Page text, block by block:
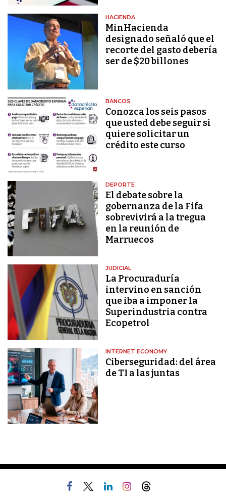
HACIENDA
MinHacienda
designado señaló que el
recorte del gasto debería
ser de $20 billones
BANCOS
Conozca los seis pasos
que usted debe seguir si
quiere solicitar un
crédito este curso
DEPORTE
El debate sobre la
gobernanza de la Fifa
sobrevivirá a la tregua
en la reunión de
Marruecos
JUDICIAL
La Procuraduría
intervino en sanción
que iba a imponer la
Superindustria contra
Ecopetrol
INTERNET ECONOMY
Ciberseguridad: del área
de TI a las juntas